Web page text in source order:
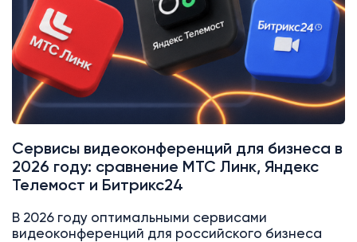
Сервисы видеоконференций для бизнеса в
2026 году: сравнение МТС Линк, Яндекс
Телемост и Битрикс24
В 2026 году оптимальными сервисами
видеоконференций для российского бизнеса